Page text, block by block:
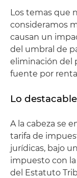
Los temas que
consideramos
causan un
del umbral de
eliminación del
fuente por
Lo destacable
A la cabeza se
tarifa de
jurídicas, bajo
impuesto con
del Estatuto